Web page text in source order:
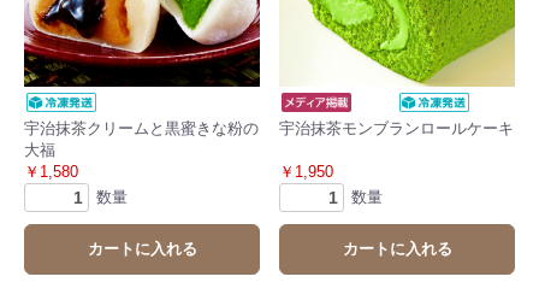
宇治抹茶クリームと黒蜜きな粉の
大福
￥1,580
数量
カートに入れる
宇治抹茶モンブランロールケーキ
￥1,950
数量
カートに入れる